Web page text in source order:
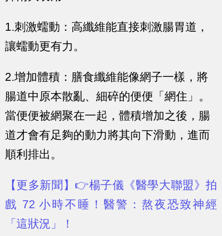
1.刺激蠕動 ：高纖維能直接刺激腸胃道，
讓蠕動更有力。
2.增加體積：膳食纖維能像網子一樣，將
腸道中原本散亂、細碎的便便「網住」。
當便便被網聚在一起，體積增加之後，腸
道才會有足夠的動力將其向下滑動，進而
順利排出。
【更多新聞】👉楊子儀《醫學大聯盟》拍
戲 72 小時不睡！醫警：熬夜恐致神經
「這狀況」！